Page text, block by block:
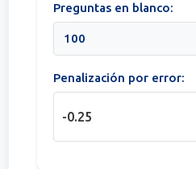
Preguntas en blanco:
Penalización por error: